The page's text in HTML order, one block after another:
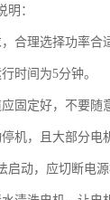
：
合理选择功率合
时间为5分钟。
固定好，不要随
机，且大部分
启动，应切断电